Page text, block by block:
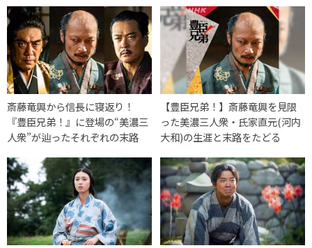
斎藤竜興から信長に寝返り！
『豊臣兄弟！』に登場の“美濃三
人衆”が辿ったそれぞれの末路
【豊臣兄弟！】斎藤竜興を見限
った美濃三人衆・氏家直元(河内
大和)の生涯と末路をたどる